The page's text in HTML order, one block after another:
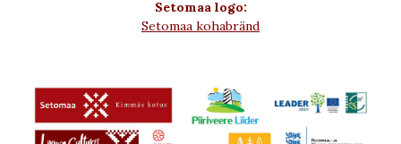
Setomaa logo:
Setomaa kohabränd